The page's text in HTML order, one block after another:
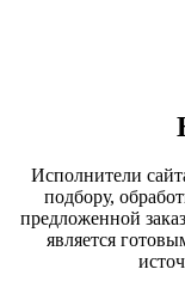
Исполнители
подбору,
предложенной
является